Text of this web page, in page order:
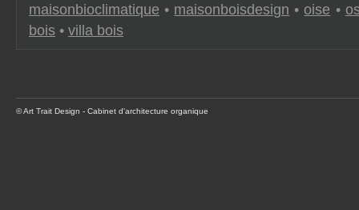
maisonbioclimatique • maisonboisdesign • oise •
bois • villa bois
© Art Trait Design - Cabinet d'architecture organique